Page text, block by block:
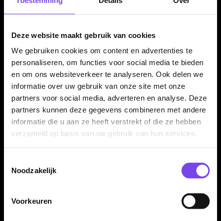
Deze website maakt gebruik van cookies
We gebruiken cookies om content en advertenties te
personaliseren, om functies voor social media te bieden
en om ons websiteverkeer te analyseren. Ook delen we
informatie over uw gebruik van onze site met onze
partners voor social media, adverteren en analyse. Deze
partners kunnen deze gegevens combineren met andere
informatie die u aan ze heeft verstrekt of die ze hebben
verzameld op basis van uw gebruik van hun services.
Noodzakelijk
Voorkeuren
De Caliburn TTD T3 Black titanium dartpijlen zijn verkrijgbaar
in 7 gram. Daarmee kies je voor een zeer lichte complete dart
met een opvallend lang profiel.
Compleet geleverd als set van 3 dartpijlen
De Caliburn TTD T3 Black wordt geleverd als complete set
van drie darts. Hierdoor kun je direct spelen en je set-up later
Dartpijlen